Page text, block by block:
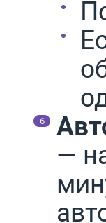
—